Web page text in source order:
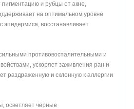
и рубцы от акне,
на оптимальном уровне
эпидермиса, восстанавливает
противовоспалительными и
ускоряет заживления ран и
раздраженную и склонную к аллергии
осветляет чёрные